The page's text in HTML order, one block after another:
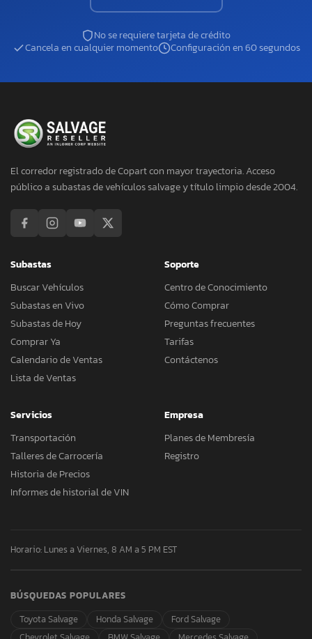
No se requiere tarjeta de crédito
Cancela en cualquier momento
Configuración en 60 segundos
El corredor registrado de Copart con mayor trayectoria. Acceso
público a subastas de vehículos salvage y título limpio desde 2004.
Subastas
Buscar Vehículos
Subastas en Vivo
Subastas de Hoy
Comprar Ya
Calendario de Ventas
Lista de Ventas
Soporte
Centro de Conocimiento
Cómo Comprar
Preguntas frecuentes
Tarifas
Contáctenos
Servicios
Transportación
Talleres de Carrocería
Historia de Precios
Informes de historial de VIN
Empresa
Planes de Membresía
Registro
Horario: Lunes a Viernes, 8 AM a 5 PM EST
BÚSQUEDAS POPULARES
Toyota Salvage
Honda Salvage
Ford Salvage